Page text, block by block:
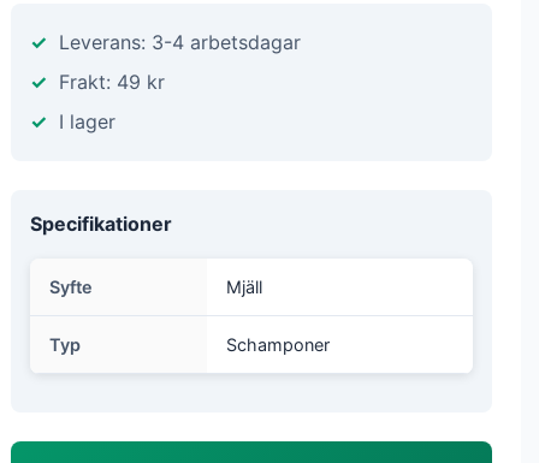
Leverans: 3-4 arbetsdagar
Frakt: 49 kr
I lager
Specifikationer
Syfte Mjäll
Typ Schamponer